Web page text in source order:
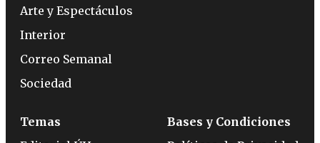
Arte y Espectáculos
Interior
Correo Semanal
Sociedad
Temas
Bases y Condiciones